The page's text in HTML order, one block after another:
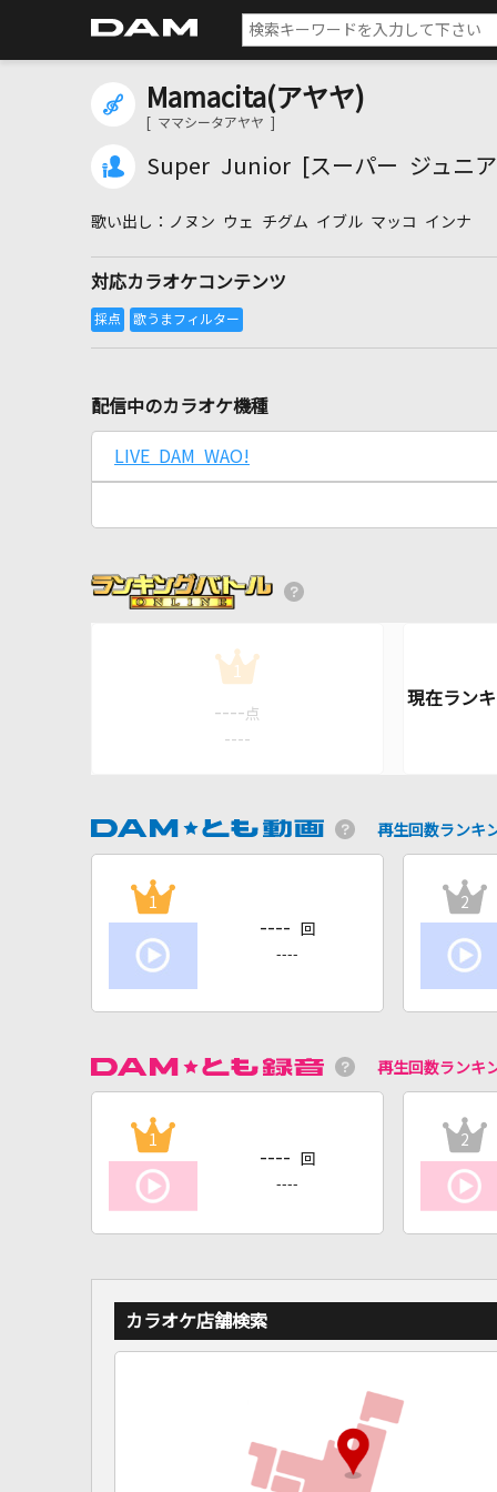
Mamacita(アヤヤ)
[ ママシータアヤヤ ]
Super Junior [スーパー ジュニ
ノヌン ウェ チグム イブル マッコ インナ
対応カラオケコンテンツ
配信中のカラオケ機種
LIVE DAM WAO!
1
---- 点
----
再生回数ランキ
1
---- 回
----
2
再生回数ランキ
1
---- 回
----
2
カラオケ店舗検索